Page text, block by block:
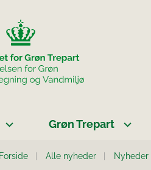
Grøn Trepart
Forside Alle nyheder Nyheder